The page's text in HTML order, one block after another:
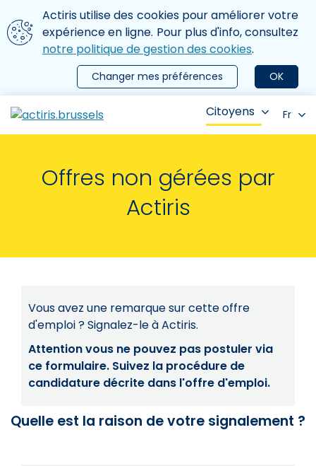
Aller au contenu principal
Nous utilisons des cookies
Actiris utilise des cookies pour améliorer votre
expérience en ligne. Pour plus d'info, consultez
notre politique de gestion des cookies.
OK
Changer mes préférences
le menu
Citoyens Fr
Offres non gérées par
Actiris
Vous avez une remarque sur cette offre
d'emploi ? Signalez-le à Actiris.
Attention vous ne pouvez pas postuler via
ce formulaire. Suivez la procédure de
candidature décrite dans l'offre d'emploi.
Quelle est la raison de votre signalement ?